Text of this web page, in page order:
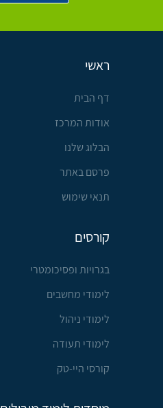
ראשי
דף הבית
אודות המרכז
הבלוג שלנו
פרסם באתר
תנאי שימוש
קורסים
בגרויות ופסיכומטרי
לימודי מחשבים
לימודי ניהול
לימודי תעודה
קורסי היי-טק